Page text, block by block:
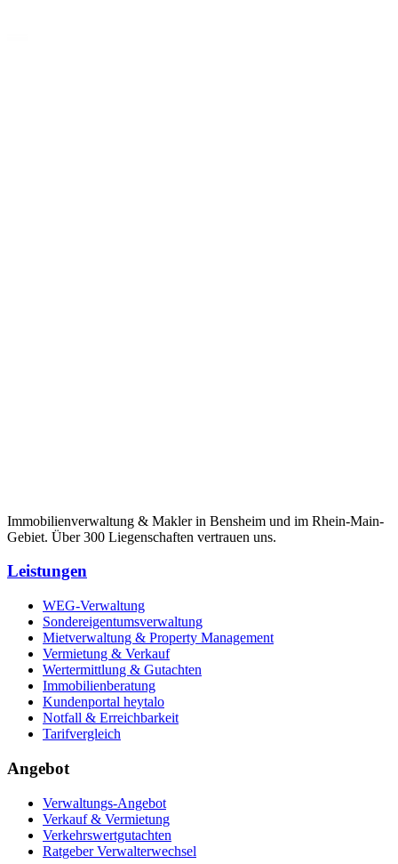
Immobilienverwaltung & Makler in Bensheim und im Rhein-Main-
Gebiet. Über 300 Liegenschaften vertrauen uns.
Leistungen
WEG-Verwaltung
Sondereigentumsverwaltung
Mietverwaltung & Property Management
Vermietung & Verkauf
Wertermittlung & Gutachten
Immobilienberatung
Kundenportal heytalo
Notfall & Erreichbarkeit
Tarifvergleich
Angebot
Verwaltungs-Angebot
Verkauf & Vermietung
Verkehrswertgutachten
Ratgeber Verwalterwechsel